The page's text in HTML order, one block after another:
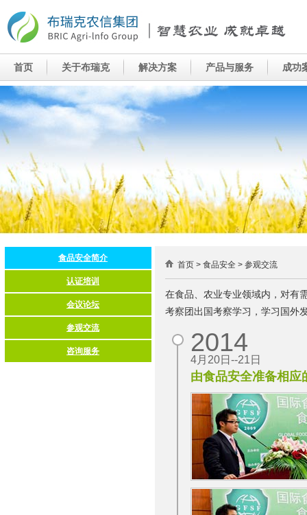
首页 > 食品安全 > 参观交流
在食品、农业专业领域内，对有
考察团出国考察学习，学习国外
2014
4月20日--21日
由食品安全准备相应